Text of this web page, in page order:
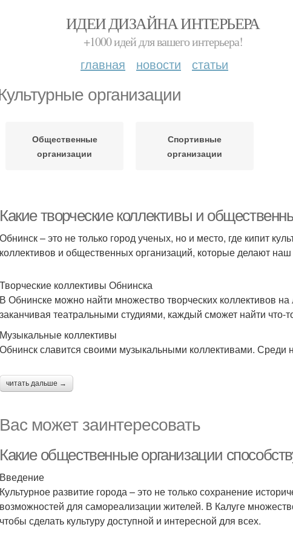
ИДЕИ ДИЗАЙНА ИНТЕРЬЕРА
+1000 идей для вашего интерьера!
главная новости статьи
организации
Общественные
организации
Спортивные
организации
Какие творческие коллективы и
Обнинск – это не только город ученых, но и место, где кипит
коллективов и общественных организаций, которые делают
Творческие коллективы Обнинска
В Обнинске можно найти множество творческих коллективов
заканчивая театральными студиями, каждый сможет найти что-
Музыкальные коллективы
Обнинск славится своими музыкальными коллективами. Среди
читать дальше →
Вас может заинтересовать
Какие общественные организации
Введение
Культурное развитие города – это не только сохранение
возможностей для самореализации жителей. В Калуге
чтобы сделать культуру доступной и интересной для всех.